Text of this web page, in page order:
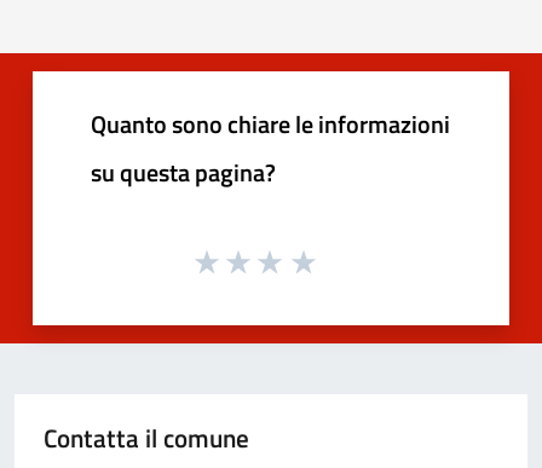
Quanto sono chiare le informazioni
su questa pagina?
Contatta il comune